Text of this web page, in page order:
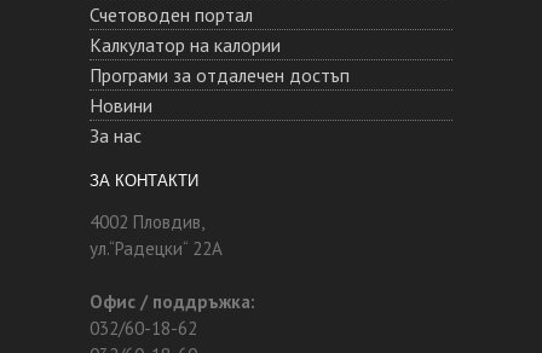
Счетоводен портал
Калкулатор на калории
Програми за отдалечен достъп
Новини
За нас
ЗА КОНТАКТИ
4002 Пловдив,
ул.“Радецки“ 22А
Офис / поддръжка:
032/60-18-62